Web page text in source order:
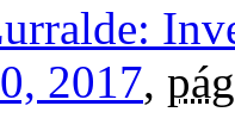
2017,